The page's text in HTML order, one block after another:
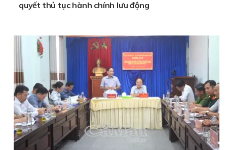
quyết thủ tục hành chính lưu động